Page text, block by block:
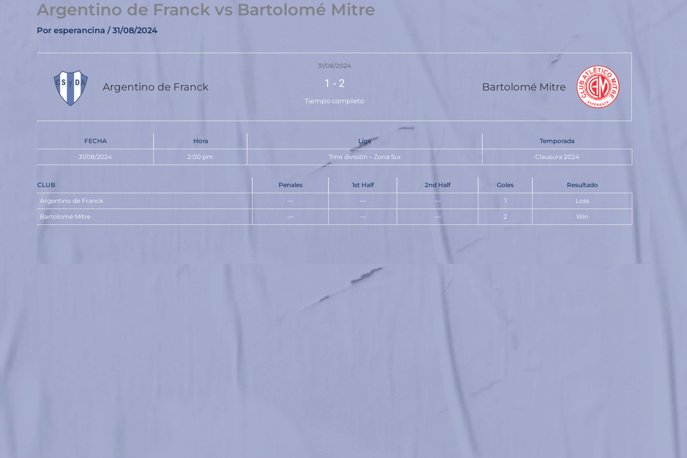
contenido
Argentino de Franck vs Bartolomé Mitre
Por esperancina /31/08/2024
Argentino de Franck Bartolomé Mitre
31/08/2024
1 - 2
Tiempo completo
FECHA Hora Liga Temporada
31/08/2024 2:00 pm 7ma división – Zona Sur Clausura 2024
CLUB Penales 1st Half 2nd Half Goles Resultado
Argentino de Franck — — — 1 Loss
Bartolomé Mitre — — — 2 Win